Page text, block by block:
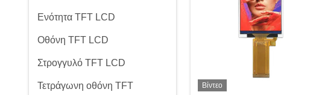
Ενότητα TFT LCD
Οθόνη TFT LCD
Στρογγυλό TFT LCD
Τετράγωνη οθόνη TFT Βίντεο